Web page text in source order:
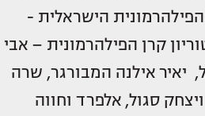
הפילהרמונית הישראלית -
קרן הפילהרמונית – אבי
יאיר אילנה המבורגר, שרה
סגול, אלפרד וחווה